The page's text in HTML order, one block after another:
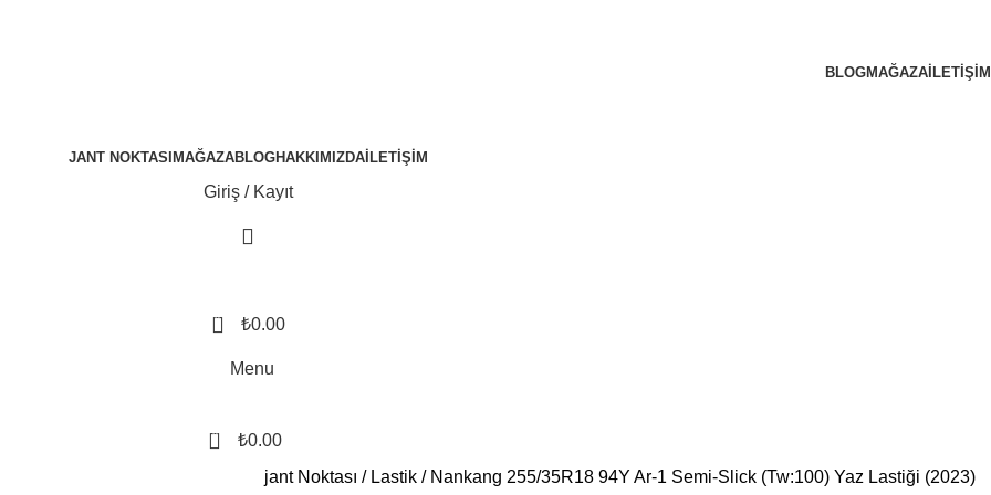
BLOGMAĞAZA İLETIŞIM
JANT NOKTASI MAĞAZABLOGHAKKIMIZDAİLETIŞIM
Giriş / Kayıt
0 ₺0.00
Menu
0 ₺0.00
jant Noktası Lastik
Nankang 255/35R18 94Y Ar-1 Semi-Slick (Tw:100) Yaz Lastiği (2023)